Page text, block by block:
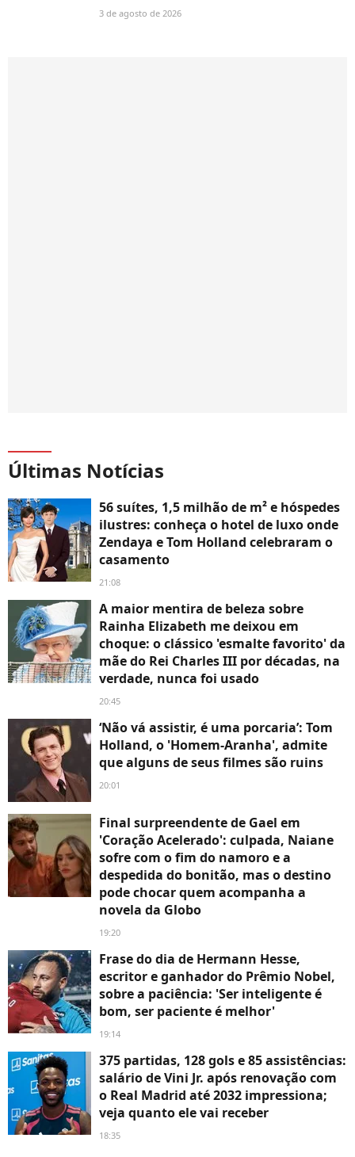
3 de agosto de 2026
Últimas Notícias
56 suítes, 1,5 milhão de m² e hóspedes
ilustres: conheça o hotel de luxo onde
Zendaya e Tom Holland celebraram o
casamento
21:08
A maior mentira de beleza sobre
Rainha Elizabeth me deixou em
choque: o clássico 'esmalte favorito' da
mãe do Rei Charles III por décadas, na
verdade, nunca foi usado
20:45
‘Não vá assistir, é uma porcaria’: Tom
Holland, o 'Homem-Aranha', admite
que alguns de seus filmes são ruins
20:01
Final surpreendente de Gael em
'Coração Acelerado': culpada, Naiane
sofre com o fim do namoro e a
despedida do bonitão, mas o destino
pode chocar quem acompanha a
novela da Globo
19:20
Frase do dia de Hermann Hesse,
escritor e ganhador do Prêmio Nobel,
sobre a paciência: 'Ser inteligente é
bom, ser paciente é melhor'
19:14
375 partidas, 128 gols e 85 assistências:
salário de Vini Jr. após renovação com
o Real Madrid até 2032 impressiona;
veja quanto ele vai receber
18:35